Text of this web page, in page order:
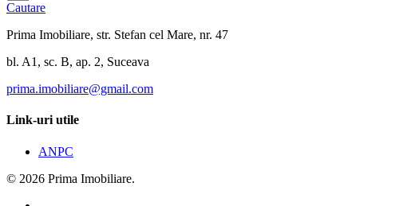
Cautare
Prima Imobiliare, str. Stefan cel Mare, nr. 47
bl. A1, sc. B, ap. 2, Suceava
prima.imobiliare@gmail.com
Link-uri utile
ANPC
© 2026 Prima Imobiliare.